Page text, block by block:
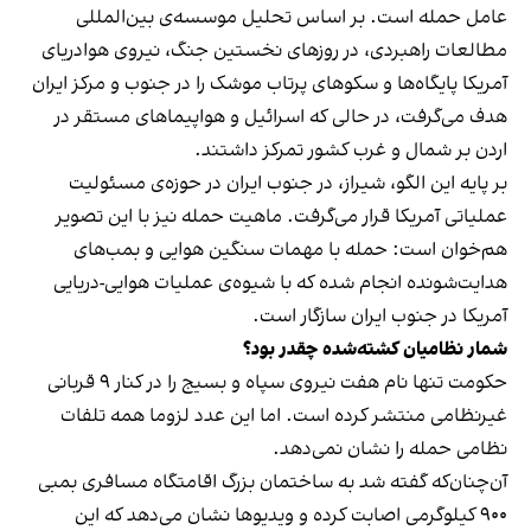
عامل حمله است. بر اساس تحلیل موسسه‌ی بین‌المللی
مطالعات راهبردی، در روزهای نخستین جنگ، نیروی هوادریای
آمریکا پایگاه‌ها و سکوهای پرتاب موشک را در جنوب و مرکز ایران
هدف می‌گرفت، در حالی که اسرائیل و هواپیماهای مستقر در
اردن بر شمال و غرب کشور تمرکز داشتند.
بر پایه این الگو، شیراز، در جنوب ایران در حوزه‌ی مسئولیت
عملیاتی آمریکا قرار می‌گرفت. ماهیت حمله نیز با این تصویر
هم‌خوان است: حمله با مهمات سنگین هوایی و بمب‌های
هدایت‌شونده انجام شده که با شیوه‌ی عملیات هوایی-دریایی
آمریکا در جنوب ایران سازگار است.
شمار نظامیان کشته‌شده چقدر بود؟
حکومت تنها نام هفت نیروی سپاه و بسیج را در کنار ۹ قربانی
غیرنظامی منتشر کرده است. اما این عدد لزوما همه تلفات
نظامی حمله را نشان نمی‌دهد.
آن‌چنان‌که گفته شد به ساختمان بزرگ اقامتگاه مسافری بمبی
۹۰۰ کیلوگرمی اصابت کرده و ویدیوها نشان می‌دهد که این